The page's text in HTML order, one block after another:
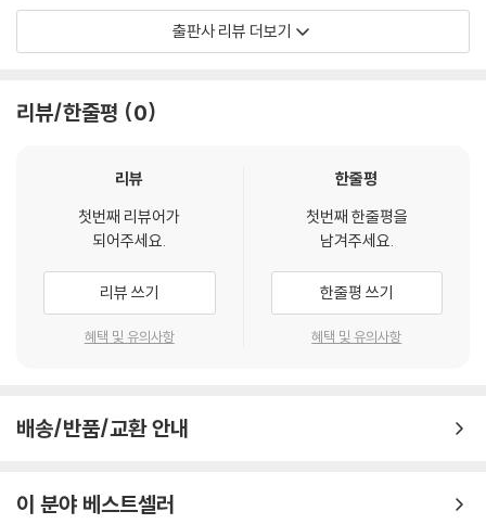
마운트 라비니아(Dehiwala Mount Lavinia)?243
해양 스포츠 도시 하카두와(Hikkaduwa)?244
탕갈라(Tangalla)?250
팃사마하라마(Tissamaharama)불탑?252
북부 자프나(Jaffna)지역?255
참고문헌?258
이 책은 스리랑카의 역사와 문화, 그리고 불교문화유적을 소개하고 있다.
그동안 인도의 불탑이 아시아에서 어떻게 전이되었는가를 연구해 온 저자
민족적 갈등, 다양한 문화와 볼거리, 전통문화유산, 불탑의 형식, 그리고
기원전 3세기경에 불교가 도입된 스리랑카는 국민의 대다수가 불교를 신
봉하는 나라다. 곳곳에 불교문화유적이 자리하고 있지만 역사적 시련을 겪
었기에 전통과 현대, 동서양의 문화가 혼재되어 있다. 서구열강들이 침탈
하면서 스리랑카의 고유한 정체성은 부침을 거듭했고, 오래전부터 있었던
민족 간의 갈등이 현대에 이르러 더욱 심해져 수많은 인명이 살상되기도
불탑을 이해해야 한다. 그간 인도 주변 국가들의 불교미술 연구는 서구의
까닭에 불교건축의 한 분야, 다소 미시적인 불탑에 대한 관심을 큰 주제인
출판사 리뷰 더보기
리뷰/한줄평 0
리뷰
첫번째 리뷰어가
되어주세요.
리뷰 쓰기
혜택 및 유의사항
한줄평
첫번째 한줄평을
남겨주세요.
한줄평 쓰기
혜택 및 유의사항
배송/반품/교환 안내
이 분야 베스트셀러